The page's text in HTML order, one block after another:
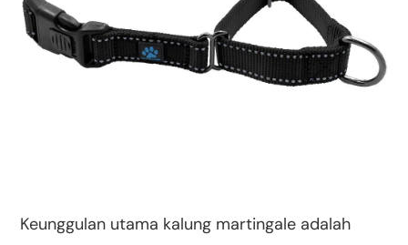
Keunggulan utama kalung martingale adalah